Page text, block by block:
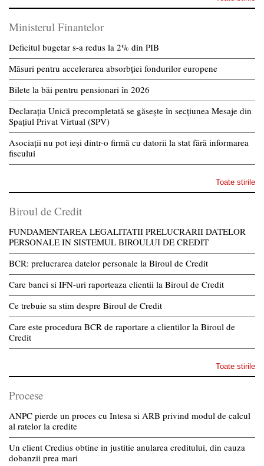
Ministerul Finantelor
Deficitul bugetar s-a redus la 2% din PIB
Măsuri pentru accelerarea absorbției fondurilor europene
Bilete la băi pentru pensionari în 2026
Declarația Unică precompletată se găsește în secțiunea Mesaje din
Spațiul Privat Virtual (SPV)
Asociații nu pot ieși dintr-o firmă cu datorii la stat fără informarea
fiscului
Toate stirile
Biroul de Credit
FUNDAMENTAREA LEGALITATII PRELUCRARII DATELOR
PERSONALE IN SISTEMUL BIROULUI DE CREDIT
BCR: prelucrarea datelor personale la Biroul de Credit
Care banci si IFN-uri raporteaza clientii la Biroul de Credit
Ce trebuie sa stim despre Biroul de Credit
Care este procedura BCR de raportare a clientilor la Biroul de
Credit
Toate stirile
Procese
ANPC pierde un proces cu Intesa si ARB privind modul de calcul
al ratelor la credite
Un client Credius obtine in justitie anularea creditului, din cauza
dobanzii prea mari